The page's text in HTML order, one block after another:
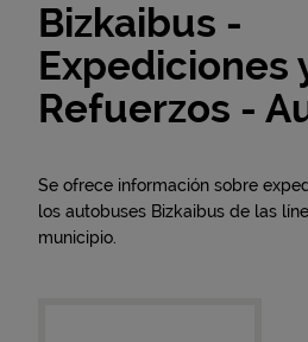
Bizkaibus -
Expediciones
Refuerzos -
Se ofrece información sobre
los autobuses Bizkaibus de las
municipio.